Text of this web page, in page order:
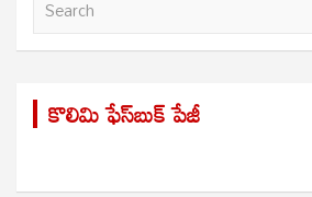
a
r
c కొలిమి ఫేస్‌బుక్ పేజీ